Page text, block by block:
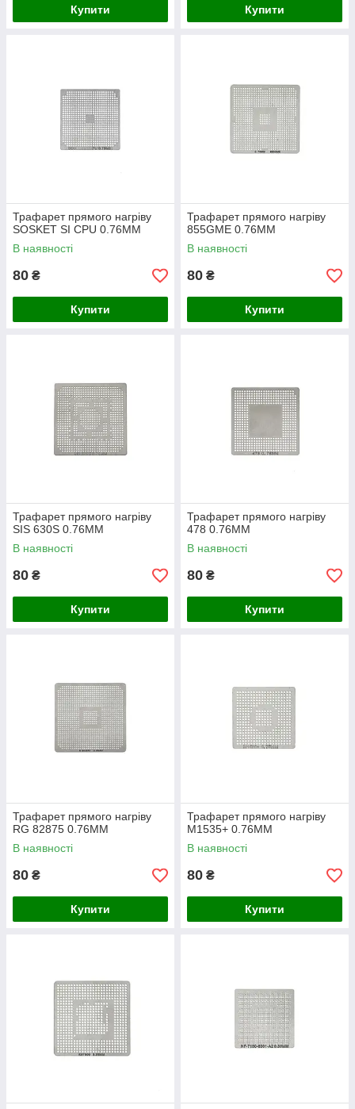
Купити Купити
Трафарет прямого нагріву
SOSKET SI CPU 0.76MM
В наявності
80 ₴
Купити
Трафарет прямого нагріву
855GME 0.76MM
В наявності
80 ₴
Купити
Трафарет прямого нагріву
SIS 630S 0.76MM
В наявності
80 ₴
Купити
Трафарет прямого нагріву
478 0.76ММ
В наявності
80 ₴
Купити
Трафарет прямого нагріву
RG 82875 0.76MM
В наявності
80 ₴
Купити
Трафарет прямого нагріву
M1535+ 0.76MM
В наявності
80 ₴
Купити